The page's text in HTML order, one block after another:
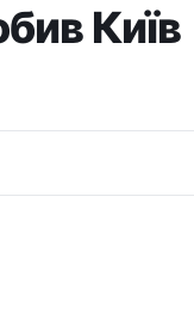
Київ